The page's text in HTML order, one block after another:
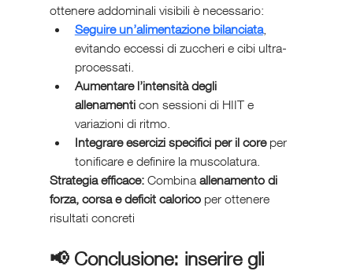
ottenere addominali visibili è necessario:
Seguire un’alimentazione bilanciata,
evitando eccessi di zuccheri e cibi ultra-
processati.
Aumentare l’intensità degli
allenamenti con sessioni di HIIT e
variazioni di ritmo.
Integrare esercizi specifici per il core per
tonificare e definire la muscolatura.
Strategia efficace: Combina allenamento di
forza, corsa e deficit calorico per ottenere
risultati concreti
📢 Conclusione: inserire gli